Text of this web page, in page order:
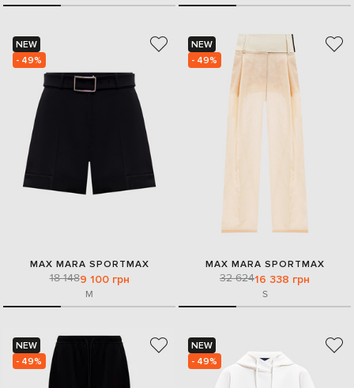
NEW
- 49%
MAX MARA SPORTMAX
18 1489 100 грн
M
NEW
- 49%
MAX MARA SPORTMAX
32 62416 338 грн
S
NEW
- 49%
NEW
- 49%